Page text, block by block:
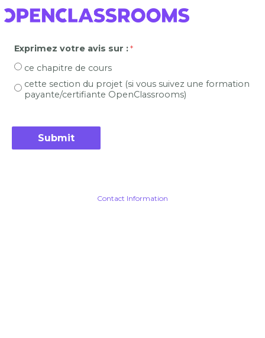
Exprimez votre avis sur :
ce chapitre de cours
cette section du projet (si vous suivez une formation
payante/certifiante OpenClassrooms)
Contact Information